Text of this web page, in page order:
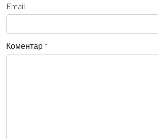
Email
Коментар *